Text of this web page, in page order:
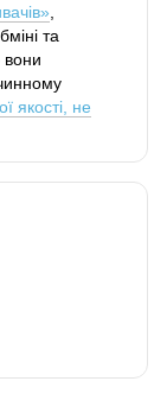
та
вони
якості, не